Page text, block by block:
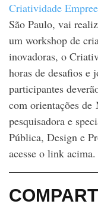
Criatividade
São Paulo, vai
um workshop de
inovadoras, o
horas de desafios e
participantes
com orientações de
pesquisadora e
Pública, Design e
acesse o link